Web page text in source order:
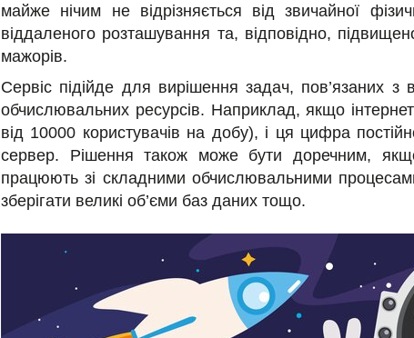
майже нічим не відрізняється від звичайної
віддаленого розташування та, відповідно,
мажорів.
Сервіс підійде для вирішення задач, пов’язаних
обчислювальних ресурсів. Наприклад, якщо
від 10000 користувачів на добу), і ця цифра
сервер. Рішення також може бути доречним,
працюють зі складними обчислювальними
зберігати великі об’єми баз даних тощо.